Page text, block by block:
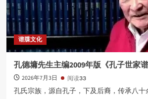
谱牒文化
孔德墉先生主编2009年版《孔子世家
2026年7月3日 阅读33
孔氏宗族，源自孔子，下及后裔，传承八十